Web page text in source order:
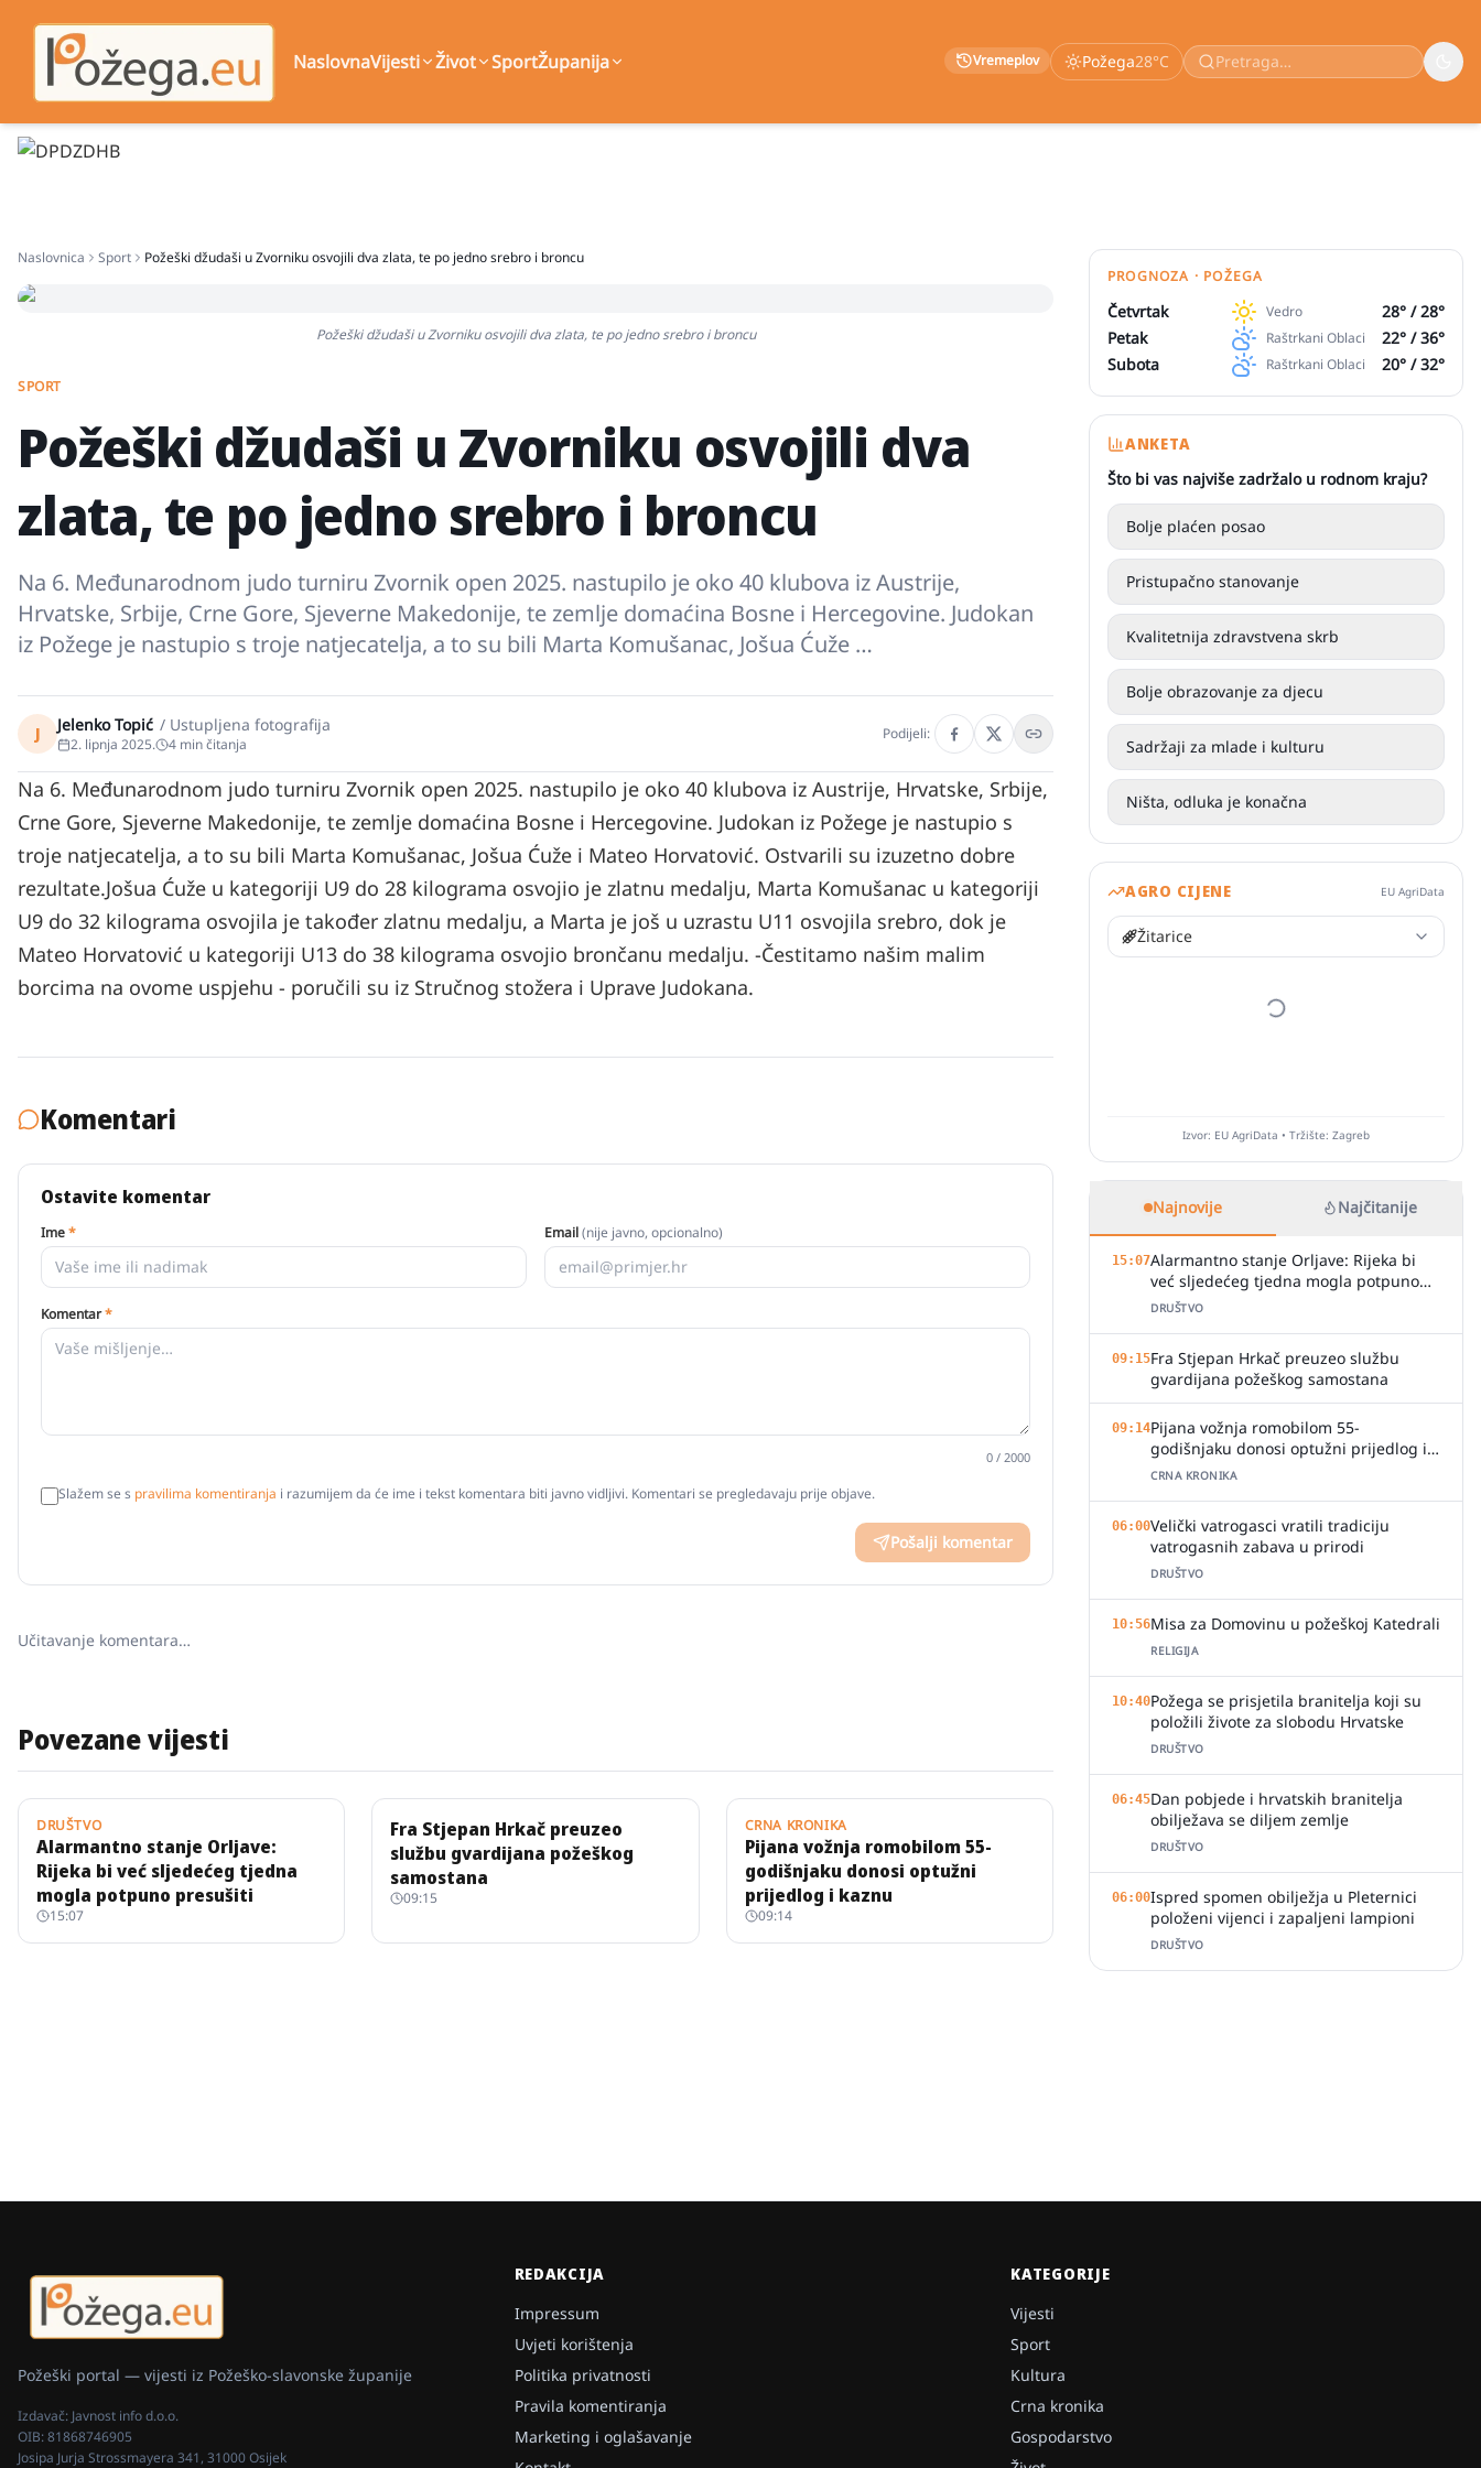
NaslovnaVijesti Život SportŽupanija Vremeplov Požega28°C
Naslovnica Sport Požeški džudaši u Zvorniku osvojili dva zlata, te po jedno srebro i broncu
Požeški džudaši u Zvorniku osvojili dva zlata, te po jedno srebro i broncu
SPORT
Požeški džudaši u Zvorniku osvojili dva
zlata, te po jedno srebro i broncu
Na 6. Međunarodnom judo turniru Zvornik open 2025. nastupilo je oko 40 klubova iz Austrije,
Hrvatske, Srbije, Crne Gore, Sjeverne Makedonije, te zemlje domaćina Bosne i Hercegovine. Judokan
iz Požege je nastupio s troje natjecatelja, a to su bili Marta Komušanac, Jošua Ćuže …
J Jelenko Topić / Ustupljena fotografija
2. lipnja 2025. 4 min čitanja
Podijeli:
Na 6. Međunarodnom judo turniru Zvornik open 2025. nastupilo je oko 40 klubova iz Austrije, Hrvatske, Srbije,
Crne Gore, Sjeverne Makedonije, te zemlje domaćina Bosne i Hercegovine. Judokan iz Požege je nastupio s
troje natjecatelja, a to su bili Marta Komušanac, Jošua Ćuže i Mateo Horvatović. Ostvarili su izuzetno dobre
rezultate.Jošua Ćuže u kategoriji U9 do 28 kilograma osvojio je zlatnu medalju, Marta Komušanac u kategoriji
U9 do 32 kilograma osvojila je također zlatnu medalju, a Marta je još u uzrastu U11 osvojila srebro, dok je
Mateo Horvatović u kategoriji U13 do 38 kilograma osvojio brončanu medalju. -Čestitamo našim malim
borcima na ovome uspjehu - poručili su iz Stručnog stožera i Uprave Judokana.
Komentari
Ostavite komentar
Ime* Email(nije javno, opcionalno)
Komentar*
0 / 2000
Slažem se s pravilima komentiranja i razumijem da će ime i tekst komentara biti javno vidljivi. Komentari se pregledavaju prije objave.
Pošalji komentar
Učitavanje komentara…
Povezane vijesti
DRUŠTVO
Alarmantno stanje Orljave:
Rijeka bi već sljedećeg tjedna
mogla potpuno presušiti
15:07
Fra Stjepan Hrkač preuzeo
službu gvardijana požeškog
samostana
09:15
CRNA KRONIKA
Pijana vožnja romobilom 55-
godišnjaku donosi optužni
prijedlog i kaznu
09:14
PROGNOZA · POŽEGA
Četvrtak Vedro 28° /28°
Petak
Raštrkani Oblaci 22° /36°
Subota
Raštrkani Oblaci 20° /32°
ANKETA
Što bi vas najviše zadržalo u rodnom kraju?
Bolje plaćen posao
Pristupačno stanovanje
Kvalitetnija zdravstvena skrb
Bolje obrazovanje za djecu
Sadržaji za mlade i kulturu
Ništa, odluka je konačna
AGRO CIJENE EU AgriData
Žitarice
Izvor: EU AgriData • Tržište: Zagreb
Najnovije Najčitanije
15:07Alarmantno stanje Orljave: Rijeka bi
već sljedećeg tjedna mogla potpuno
presušiti
DRUŠTVO
09:15Fra Stjepan Hrkač preuzeo službu
gvardijana požeškog samostana
09:14Pijana vožnja romobilom 55-
godišnjaku donosi optužni prijedlog i
kaznu
CRNA KRONIKA
06:00Velički vatrogasci vratili tradiciju
vatrogasnih zabava u prirodi
DRUŠTVO
10:56Misa za Domovinu u požeškoj Katedrali
RELIGIJA
10:40Požega se prisjetila branitelja koji su
položili živote za slobodu Hrvatske
DRUŠTVO
06:45Dan pobjede i hrvatskih branitelja
obilježava se diljem zemlje
DRUŠTVO
06:00Ispred spomen obilježja u Pleternici
položeni vijenci i zapaljeni lampioni
DRUŠTVO
Požeški portal — vijesti iz Požeško-slavonske županije
Izdavač: Javnost info d.o.o.
OIB:81868746905
Josipa Jurja Strossmayera 341, 31000 Osijek
REDAKCIJA
Impressum
Uvjeti korištenja
Politika privatnosti
Pravila komentiranja
Marketing i oglašavanje
KATEGORIJE
Vijesti
Sport
Kultura
Crna kronika
Gospodarstvo